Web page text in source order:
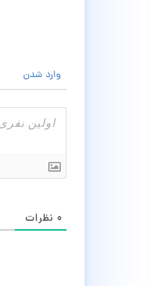
وارد شدن
۰ نظرات